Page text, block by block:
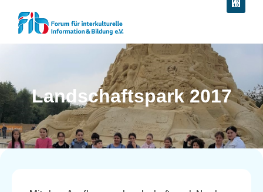
Landschaftspark 2017